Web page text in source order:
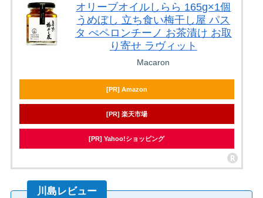
オリーブオイルしらら 165g×1個
うめぼし 立ち食い梅干し屋 パス
タ ぺペロンチーノ お茶漬け お取
り寄せ ラヴィット
Macaron
[PR] Amazon
[PR] 楽天市場
[PR] Yahoo!ショッピング
川島レビュー